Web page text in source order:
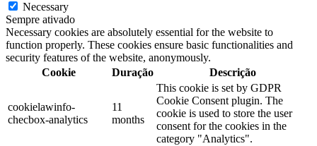
Necessary
Sempre ativado
Necessary cookies are absolutely essential for the website to
function properly. These cookies ensure basic functionalities and
security features of the website, anonymously.
Cookie
Duração Descrição
cookielawinfo-
checbox-analytics
11
months
This cookie is set by GDPR
Cookie Consent plugin. The
cookie is used to store the user
consent for the cookies in the
category "Analytics".